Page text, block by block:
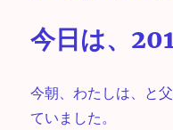
今日は、
今朝、わたしは、と
ていました。